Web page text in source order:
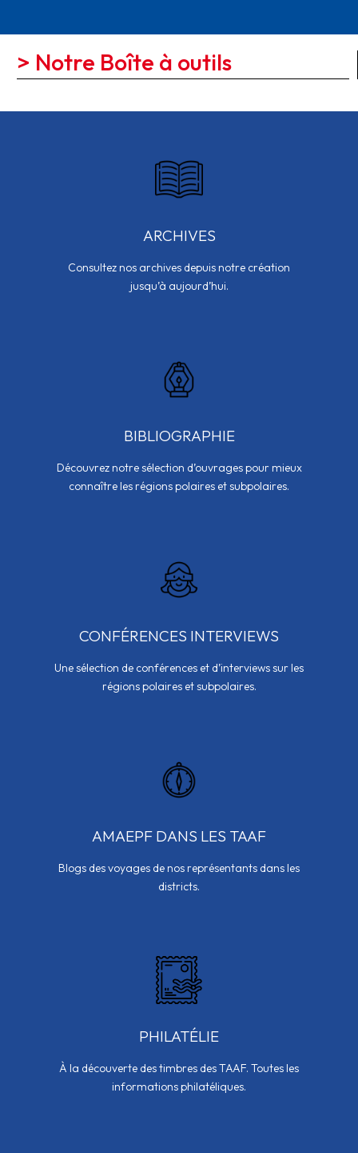
> Notre Boîte à outils
ARCHIVES
Consultez nos archives depuis notre création
jusqu’à aujourd’hui.
BIBLIOGRAPHIE
Découvrez notre sélection d’ouvrages pour mieux
connaître les régions polaires et subpolaires.
CONFÉRENCES INTERVIEWS
Une sélection de conférences et d’interviews sur les
régions polaires et subpolaires.
AMAEPF DANS LES TAAF
Blogs des voyages de nos représentants dans les
districts.
PHILATÉLIE
À la découverte des timbres des TAAF. Toutes les
informations philatéliques.